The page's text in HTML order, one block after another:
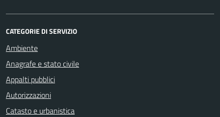
CATEGORIE DI SERVIZIO
Ambiente
Anagrafe e stato civile
Appalti pubblici
Autorizzazioni
Catasto e urbanistica